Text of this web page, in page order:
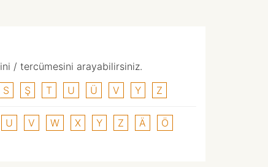
/ tercümesini arayabilirsiniz.
S Ş T U Ü V Y Z
U V W X Y Z Ä
Ö